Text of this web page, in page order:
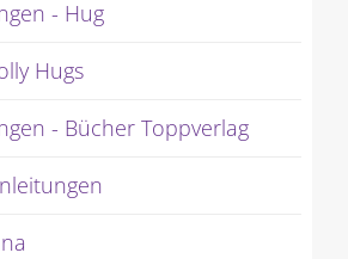
- Hug
Hugs
- Bücher Toppverlag